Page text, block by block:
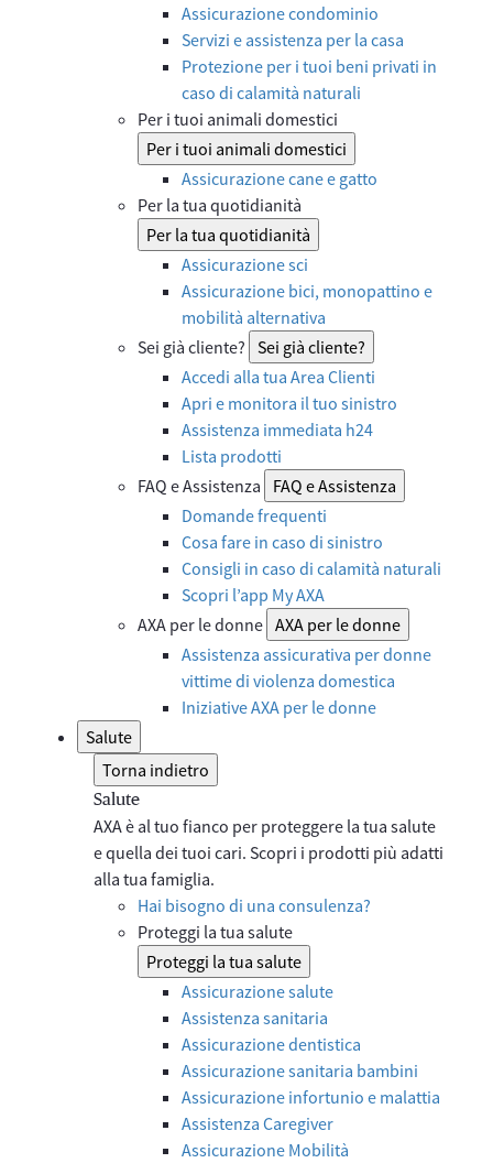
Assicurazione condominio
Servizi e assistenza per la casa
Protezione per i tuoi beni privati in
caso di calamità naturali
Per i tuoi animali domestici
Per i tuoi animali domestici
Assicurazione cane e gatto
Per la tua quotidianità
Per la tua quotidianità
Assicurazione sci
Assicurazione bici, monopattino e
mobilità alternativa
Sei già cliente? Sei già cliente?
Accedi alla tua Area Clienti
Apri e monitora il tuo sinistro
Assistenza immediata h24
Lista prodotti
FAQ e Assistenza
FAQ e Assistenza
Domande frequenti
Cosa fare in caso di sinistro
Consigli in caso di calamità naturali
Scopri l’app My AXA
AXA per le donne AXA per le donne
Assistenza assicurativa per donne
vittime di violenza domestica
Iniziative AXA per le donne
Salute
Torna indietro
Salute
AXA è al tuo fianco per proteggere la tua salute
e quella dei tuoi cari. Scopri i prodotti più adatti
alla tua famiglia.
Hai bisogno di una consulenza?
Proteggi la tua salute
Proteggi la tua salute
Assicurazione salute
Assistenza sanitaria
Assicurazione dentistica
Assicurazione sanitaria bambini
Assicurazione infortunio e malattia
Assistenza Caregiver
Assicurazione Mobilità